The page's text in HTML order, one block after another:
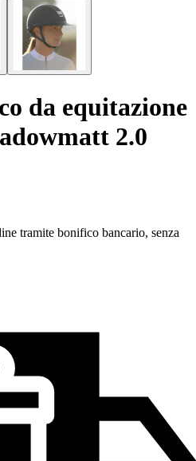
da equitazione
2.0
tramite bonifico bancario, senza